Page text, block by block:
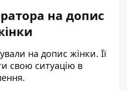
на допис
на допис жінки. Її
свою ситуацію в